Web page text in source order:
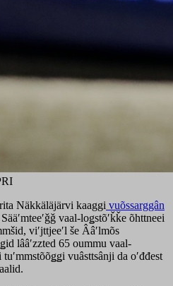
Näkkäläjärvi kaaggi vuõssarggân
vaal-loǥstõʹǩǩe õhttneei
viʹjttjeeʹl še Ââʹlmõs
lââʹzzted 65 oummu vaal-
tuʹmmstõõǥǥi vuâsttsânji da oʹđđest